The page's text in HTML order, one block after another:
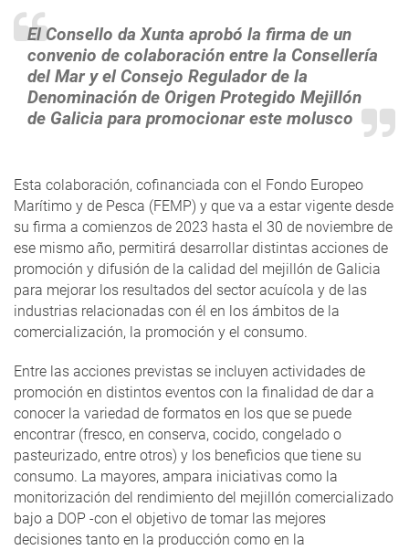
El Consello da Xunta aprobó la firma de un
convenio de colaboración entre la Consellería
del Mar y el Consejo Regulador de la
Denominación de Origen Protegido Mejillón
de Galicia para promocionar este molusco
Esta colaboración, cofinanciada con el Fondo Europeo
Marítimo y de Pesca (FEMP) y que va a estar vigente desde
su firma a comienzos de 2023 hasta el 30 de noviembre de
ese mismo año, permitirá desarrollar distintas acciones de
promoción y difusión de la calidad del mejillón de Galicia
para mejorar los resultados del sector acuícola y de las
industrias relacionadas con él en los ámbitos de la
comercialización, la promoción y el consumo.
Entre las acciones previstas se incluyen actividades de
promoción en distintos eventos con la finalidad de dar a
conocer la variedad de formatos en los que se puede
encontrar (fresco, en conserva, cocido, congelado o
pasteurizado, entre otros) y los beneficios que tiene su
consumo. La mayores, ampara iniciativas como la
monitorización del rendimiento del mejillón comercializado
bajo a DOP -con el objetivo de tomar las mejores
decisiones tanto en la producción como en la